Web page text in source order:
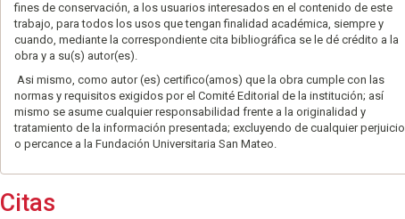
fines de conservación, a los usuarios interesados en el contenido de este
trabajo, para todos los usos que tengan finalidad académica, siempre y
cuando, mediante la correspondiente cita bibliográfica se le dé crédito a la
obra y a su(s) autor(es).
Asi mismo, como autor (es) certifico(amos) que la obra cumple con las
normas y requisitos exigidos por el Comité Editorial de la institución; así
mismo se asume cualquier responsabilidad frente a la originalidad y
tratamiento de la información presentada; excluyendo de cualquier perjuicio
o percance a la Fundación Universitaria San Mateo.
Citas